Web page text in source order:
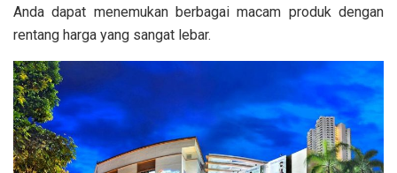
Anda dapat menemukan berbagai macam produk dengan
rentang harga yang sangat lebar.